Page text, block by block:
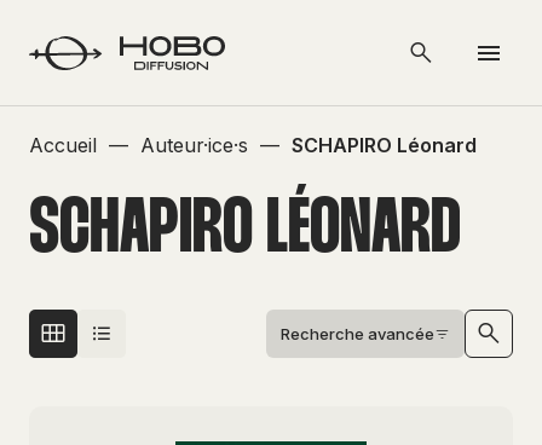
Accueil — Auteur·ice·s — SCHAPIRO Léonard
SCHAPIRO LÉONARD
Recherche avancée